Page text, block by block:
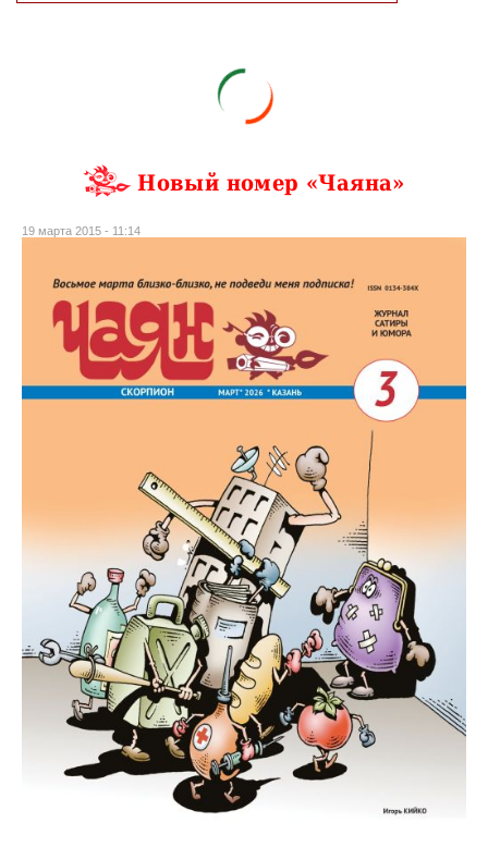
Новый номер «Чаяна»
19 марта 2015 - 11:14